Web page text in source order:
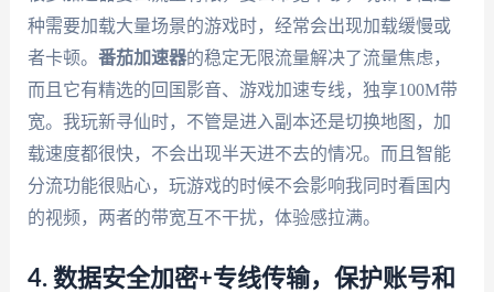
种需要加载大量场景的游戏时，经常会出现加载缓慢或
者卡顿。 番茄加速器的稳定无限流量解决了流量焦虑，
而且它有精选的回国影音、游戏加速专线，独享100M带
宽。我玩新寻仙时，不管是进入副本还是切换地图，加
载速度都很快，不会出现半天进不去的情况。而且智能
分流功能很贴心，玩游戏的时候不会影响我同时看国内
的视频，两者的带宽互不干扰，体验感拉满。
4. 数据安全加密+专线传输，保护账号和